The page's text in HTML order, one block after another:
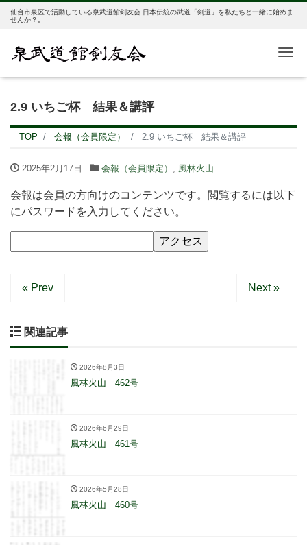
仙台市泉区で活動している泉武道館剣友会 日本伝統の武道「剣道」を私たちと一緒に始めま
せんか？。
2.9 いちご杯 結果＆講評
TOP 会報（会員限定） 2.9 いちご杯 結果＆講評
2025年2月17日 会報（会員限定） 風林火山
会報は会員の方向けのコンテンツです。閲覧するには以下
にパスワードを入力してください。
« Prev Next »
関連記事
2026年8月3日
風林火山 462号
2026年6月29日
風林火山 461号
2026年5月28日
風林火山 460号